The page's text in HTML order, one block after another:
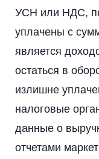
УСН или НДС,
уплачены с
является
остаться в
излишне
налоговые
данные о
отчетами